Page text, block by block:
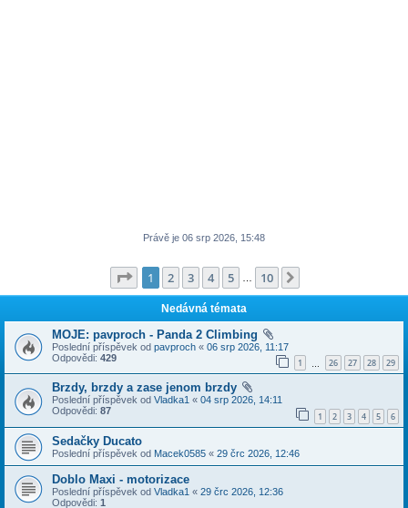
Právě je 06 srp 2026, 15:48
Stránka z 10
1 2 3 4 5 10
Nedávná témata
MOJE: pavproch - Panda 2 Climbing
Poslední příspěvek od pavproch « 06 srp 2026, 11:17
Odpovědi: 429 1 26 27 28 29
Brzdy, brzdy a zase jenom brzdy
Poslední příspěvek od Vladka1 « 04 srp 2026, 14:11
Odpovědi: 87 1 2 3 4 5 6
Sedačky Ducato
Poslední příspěvek od Macek0585 « 29 črc 2026, 12:46
Doblo Maxi - motorizace
Poslední příspěvek od Vladka1 « 29 črc 2026, 12:36
Odpovědi: 1